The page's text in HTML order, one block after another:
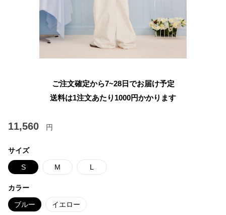
ご注文確定から7~28日でお届け予定
送料は1注文あたり 1000円かかります
11,560 円
サイズ
S M L
カラー
ブルー イエロー